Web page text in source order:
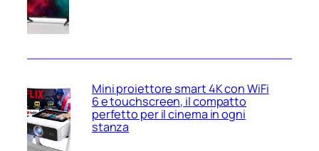
Mini proiettore smart 4K con WiFi
6 e touchscreen, il compatto
perfetto per il cinema in ogni
stanza